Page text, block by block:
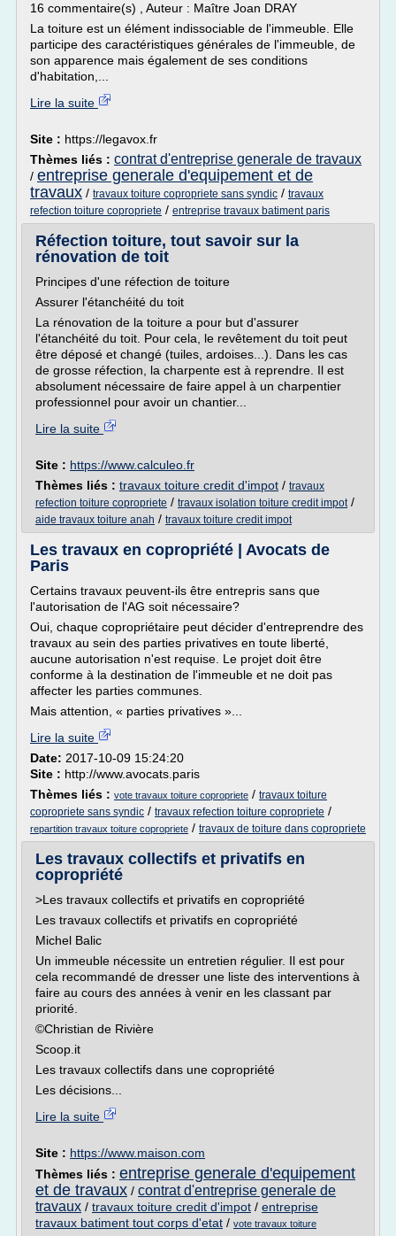
16 commentaire(s) , Auteur : Maître Joan DRAY
La toiture est un élément indissociable de l'immeuble. Elle
participe des caractéristiques générales de l'immeuble, de
son apparence mais également de ses conditions
d'habitation,...
Lire la suite
Site : https://legavox.fr
Thèmes liés : contrat d'entreprise generale de travaux
/ entreprise generale d'equipement et de
travaux / travaux toiture copropriete sans syndic / travaux
refection toiture copropriete / entreprise travaux batiment paris
Réfection toiture, tout savoir sur la
rénovation de toit
Principes d'une réfection de toiture
Assurer l'étanchéité du toit
La rénovation de la toiture a pour but d'assurer
l'étanchéité du toit. Pour cela, le revêtement du toit peut
être déposé et changé (tuiles, ardoises...). Dans les cas
de grosse réfection, la charpente est à reprendre. Il est
absolument nécessaire de faire appel à un charpentier
professionnel pour avoir un chantier...
Lire la suite
Site : https://www.calculeo.fr
Thèmes liés : travaux toiture credit d'impot / travaux
refection toiture copropriete / travaux isolation toiture credit impot/
aide travaux toiture anah / travaux toiture credit impot
Les travaux en copropriété | Avocats de
Paris
Certains travaux peuvent-ils être entrepris sans que
l'autorisation de l'AG soit nécessaire?
Oui, chaque copropriétaire peut décider d'entreprendre des
travaux au sein des parties privatives en toute liberté,
aucune autorisation n'est requise. Le projet doit être
conforme à la destination de l'immeuble et ne doit pas
affecter les parties communes.
Mais attention, « parties privatives »...
Lire la suite
Date: 2017-10-09 15:24:20
Site : http://www.avocats.paris
Thèmes liés : vote travaux toiture copropriete / travaux toiture
copropriete sans syndic / travaux refection toiture copropriete /
repartition travaux toiture copropriete / travaux de toiture dans copropriete
Les travaux collectifs et privatifs en
copropriété
>Les travaux collectifs et privatifs en copropriété
Les travaux collectifs et privatifs en copropriété
Michel Balic
Un immeuble nécessite un entretien régulier. Il est pour
cela recommandé de dresser une liste des interventions à
faire au cours des années à venir en les classant par
priorité.
©Christian de Rivière
Scoop.it
Les travaux collectifs dans une copropriété
Les décisions...
Lire la suite
Site : https://www.maison.com
Thèmes liés : entreprise generale d'equipement
et de travaux / contrat d'entreprise generale de
travaux / travaux toiture credit d'impot / entreprise
travaux batiment tout corps d'etat / vote travaux toiture